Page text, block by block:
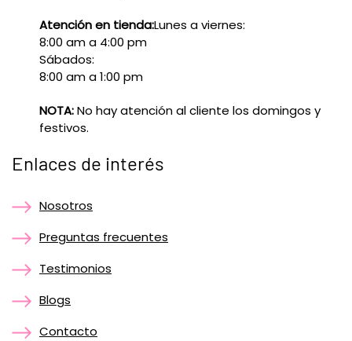
Atención en tienda:Lunes a viernes:
8:00 am a 4:00 pm
Sábados:
8:00 am a 1:00 pm
NOTA:No hay atención al cliente los domingos y
festivos.
Enlaces de interés
Nosotros
Preguntas frecuentes
Testimonios
Blogs
Contacto